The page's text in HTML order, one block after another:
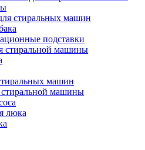
стиральных машин
подставки
стиральной машины
машин
машины
люка